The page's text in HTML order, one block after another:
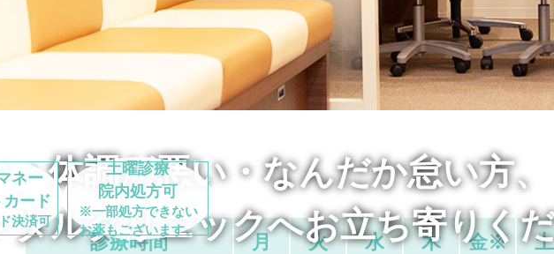
・体調が悪い・なんだか怠い方、
タルクリニックへお立ち寄りく
ネー
ード
決済可
土曜診療
院内処方可
※一部処方できない
お薬もございます。
診療時間 月 火 水 木 金※ 土